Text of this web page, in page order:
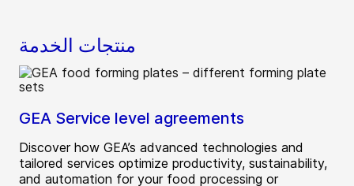
منتجات الخدمة
GEA Service level agreements
Discover how GEA’s advanced technologies and
tailored services optimize productivity, sustainability,
and automation for your food processing or